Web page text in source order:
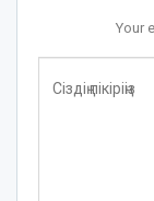
Your